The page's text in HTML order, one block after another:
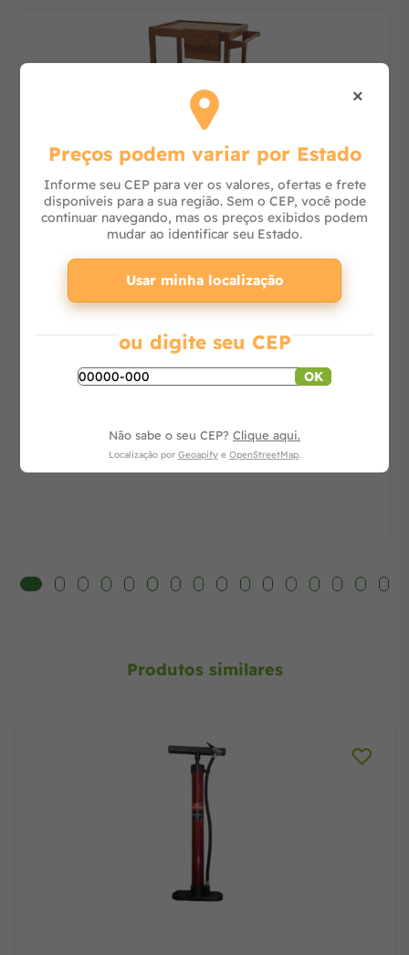
14% OFF
Carro para Servir Churrasco Madeira Natural com
Cepo 1319
Consulte
Adicionar ao carrinho
Produtos similares
×
Preços podem variar por Estado
Informe seu CEP para ver os valores, ofertas e frete
disponíveis para a sua região. Sem o CEP, você pode
continuar navegando, mas os preços exibidos podem
mudar ao identificar seu Estado.
Usar minha localização
ou digite seu CEP
OK
Não sabe o seu CEP? Clique aqui.
Localização por Geoapify e OpenStreetMap